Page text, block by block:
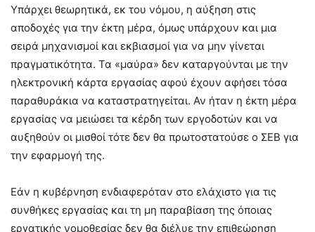
Υπάρχει θεωρητικά, εκ του νόμου, η αύξηση στις
αποδοχές για την έκτη μέρα, όμως υπάρχουν και μια
σειρά μηχανισμοί και εκβιασμοί για να μην γίνεται
πραγματικότητα. Τα «μαύρα» δεν καταργούνται με την
ηλεκτρονική κάρτα εργασίας αφού έχουν αφήσει τόσα
παραθυράκια να καταστρατηγείται. Αν ήταν η έκτη μέρα
εργασίας να μειώσει τα κέρδη των εργοδοτών και να
αυξηθούν οι μισθοί τότε δεν θα πρωτοστατούσε ο ΣΕΒ για
την εφαρμογή της.
Εάν η κυβέρνηση ενδιαφερόταν στο ελάχιστο για τις
συνθήκες εργασίας και τη μη παραβίαση της όποιας
εργατικής νομοθεσίας δεν θα διέλυε την επιθεώρηση